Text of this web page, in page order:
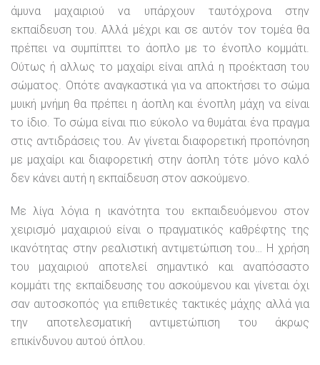
άμυνα μαχαιριού να υπάρχουν ταυτόχρονα στην
εκπαίδευση του. Αλλά μέχρι και σε αυτόν τον τομέα θα
πρέπει να συμπίπτει το άοπλο με το ένοπλο κομμάτι.
Ούτως ή αλλως το μαχαίρι είναι απλά η προέκταση του
σώματος. Οπότε αναγκαστικά για να αποκτήσει το σώμα
μυική μνήμη θα πρέπει η άοπλη και ένοπλη μάχη να είναι
το ίδιο. Το σώμα είναι πιο εύκολο να θυμάται ένα πραγμα
στις αντιδράσεις του. Αν γίνεται διαφορετική προπόνηση
με μαχαίρι και διαφορετική στην άοπλη τότε μόνο καλό
δεν κάνει αυτή η εκπαίδευση στον ασκούμενο.
Με λίγα λόγια η ικανότητα του εκπαιδευόμενου στον
χειρισμό μαχαιριού είναι ο πραγματικός καθρέφτης της
ικανότητας στην ρεαλιστική αντιμετώπιση του… Η χρήση
του μαχαιριού αποτελεί σημαντικό και αναπόσαστο
κομμάτι της εκπαίδευσης του ασκούμενου και γίνεται όχι
σαν αυτοσκοπός για επιθετικές τακτικές μάχης αλλά για
την αποτελεσματική αντιμετώπιση του άκρως
επικίνδυνου αυτού όπλου.